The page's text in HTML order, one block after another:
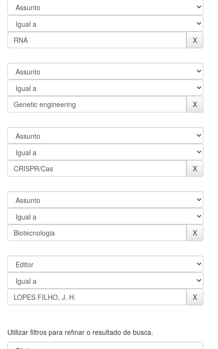
Utilizar filtros para refinar o resultado de busca.